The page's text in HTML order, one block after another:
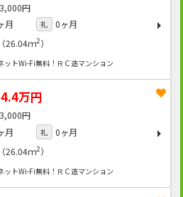
3,000円
月 礼
0ヶ月
26.04ｍ2）
トWi-Fi無料！ＲＣ造マンション
4.4万円
3,000円
月 礼
0ヶ月
26.04ｍ2）
トWi-Fi無料！ＲＣ造マンション